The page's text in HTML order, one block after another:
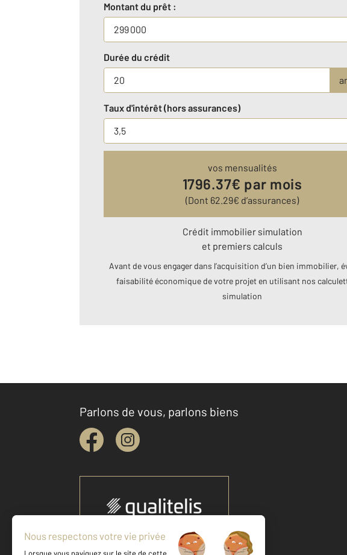
Montant du prêt :
Durée du crédit
Taux d'intérêt (hors assurances)
vos mensualités
1796.37€ par mois
(Dont 62.29€ d’assurances)
Crédit immobilier simulation
et premiers calculs
Avant de vous engager dans l’acquisition d’un bien immobilier,
faisabilité économique de votre projet en utilisant nos
simulation
Parlons de vous, parlons biens
Votre agence est notée